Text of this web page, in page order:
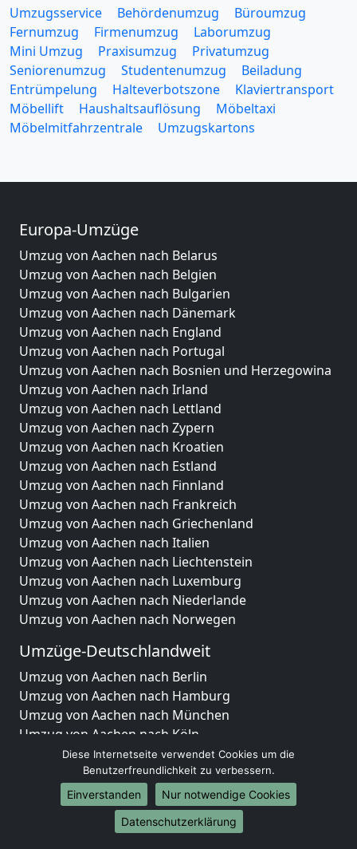
Umzugsservice Behördenumzug
Büroumzug
Fernumzug
Firmenumzug
Laborumzug
Mini Umzug
Praxisumzug
Privatumzug
Seniorenumzug
Studentenumzug
Beiladung
Entrümpelung
Halteverbotszone
Klaviertransport
Möbellift
Haushaltsauflösung
Möbeltaxi
Möbelmitfahrzentrale
Umzugskartons
Europa-Umzüge
Umzug von Aachen nach Belarus
Umzug von Aachen nach Belgien
Umzug von Aachen nach Bulgarien
Umzug von Aachen nach Dänemark
Umzug von Aachen nach England
Umzug von Aachen nach Portugal
Umzug von Aachen nach Bosnien und Herzegowina
Umzug von Aachen nach Irland
Umzug von Aachen nach Lettland
Umzug von Aachen nach Zypern
Umzug von Aachen nach Kroatien
Umzug von Aachen nach Estland
Umzug von Aachen nach Finnland
Umzug von Aachen nach Frankreich
Umzug von Aachen nach Griechenland
Umzug von Aachen nach Italien
Umzug von Aachen nach Liechtenstein
Umzug von Aachen nach Luxemburg
Umzug von Aachen nach Niederlande
Umzug von Aachen nach Norwegen
Umzüge-Deutschlandweit
Umzug von Aachen nach Berlin
Umzug von Aachen nach Hamburg
Umzug von Aachen nach München
Umzug von Aachen nach Köln
Umzug von Aachen nach Frankfurt am Main
Umzug von Aachen nach Stuttgart
Umzug von Aachen nach Düsseldorf
Umzug von Aachen nach Leipzig
Umzug von Aachen nach Dortmund
Diese Internetseite verwendet Cookies um die
Benutzerfreundlichkeit zu verbessern.
Einverstanden
Nur notwendige Cookies
Datenschutzerklärung